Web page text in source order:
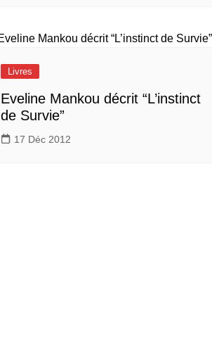
Livres
Eveline Mankou décrit “L’instinct
de Survie”
17 Déc 2012